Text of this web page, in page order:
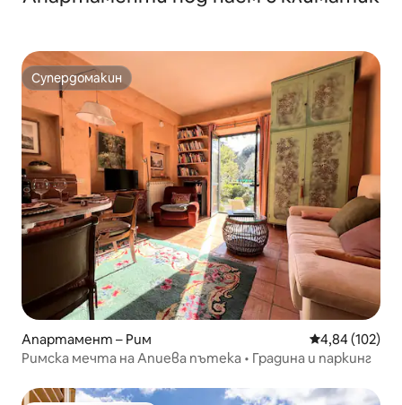
Супердомакин
Супердомакин
Апартамент – Рим Средна
4,84 (102)
Римска мечта на Апиева пътека • Градина и паркинг